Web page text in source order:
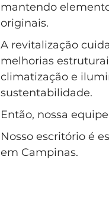
mantendo
originais.
A revitalização
melhorias
climatização e
sustentabilidade.
Então, nossa
Nosso escritório é
em Campinas.